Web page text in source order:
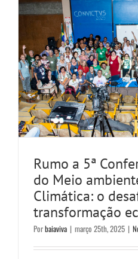
Rumo a 5ª
do Meio
Climática: o
transformação
Porbaiaviva | março 25th, 2025 |